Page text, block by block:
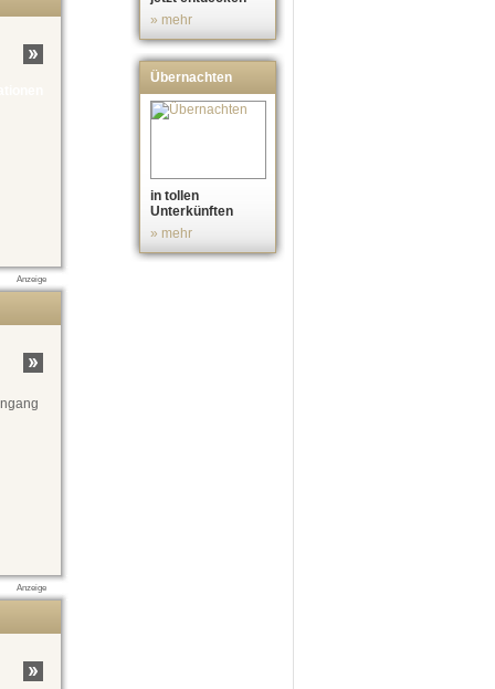
Anzeige
Anzeige
» mehr
Übernachten
in tollen
Unterkünften
» mehr